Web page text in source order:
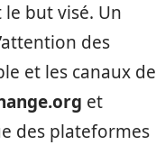
but visé. Un
des
et les canaux de
et
des plateformes